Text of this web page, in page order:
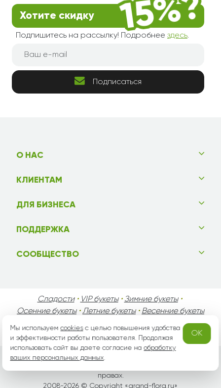
Хотите скидку
Подпишитесь на рассылку! Подробнее здесь.
Подписаться
О НАС
КЛИЕНТАМ
ДЛЯ БИЗНЕСА
ПОДДЕРЖКА
СООБЩЕСТВО
Сладости• VIP букеты• Зимние букеты•
Осенние букеты•Летние букеты• Весенние букеты
•
День Мужчин•Праздники!
правах.
2008-2026 © Copyright «grand-flora.ru»
Мы используемcookiesс целью повышения удобства
и эффективности работы пользователя. Продолжая
использовать сайт вы даете согласие наобработку
ваших персональных данных.
OK